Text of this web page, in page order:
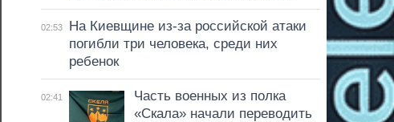
02:53
На Киевщине из-за российской атаки
погибли три человека, среди них
ребенок
02:41
Часть военных из полка
«Скала» начали переводить